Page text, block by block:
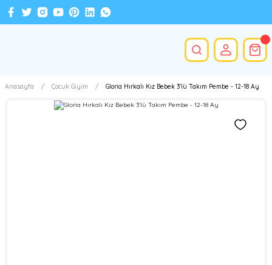
Anasayfa Çocuk Giyim Gloria Hırkalı Kız Bebek 3'lü Takım Pembe - 12-18 Ay